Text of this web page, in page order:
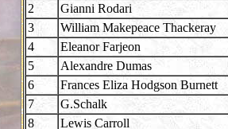
2
Gianni Rodari
3
William Makepeace Thackeray
4
Eleanor Farjeon
5
Alexandre Dumas
6
Frances Eliza Hodgson Burnett
7
G.Schalk
8
Lewis Carroll